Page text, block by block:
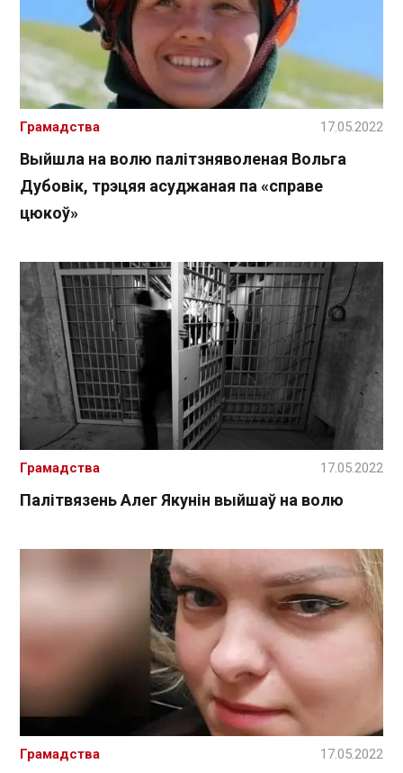
Выйшла на волю палітзняволеная Вольга
Дубовік, трэцяя асуджаная па «справе
цюкоў»
Грамадства 17.05.2022
Палітвязень Алег Якунін выйшаў на волю
Грамадства 17.05.2022
Грамадства 17.05.2022